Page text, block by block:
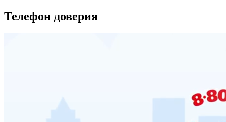
Телефон доверия